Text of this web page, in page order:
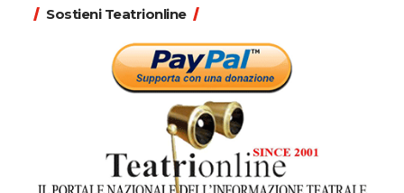
Sostieni Teatrionline